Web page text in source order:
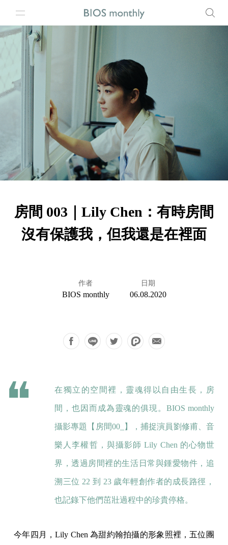
房間 003｜Lily Chen：有時房間
沒有保護我，但我還是在裡面
作者
BIOS monthly
日期
06.08.2020
在獨立的空間裡，靈魂得以自由生長，房
間，也因而成為靈魂的俱現。BIOS monthly
攝影專題【房間00_】，捕捉演員劉修甫、音
樂人李權哲，與攝影師 Lily Chen 的心物世
界，透過房間裡的生活日常與鍾愛物件，追
溯三位 22 到 23 歲年輕創作者的成長路徑，
也記錄下他們茁壯過程中的珍貴停格。
今年四月，Lily Chen 為甜約翰拍攝的形象照裡，五位團